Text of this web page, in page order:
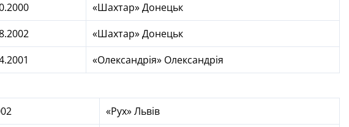
«Шахтар» Донецьк
«Шахтар» Донецьк
«Олександрія» Олександрія
«Рух» Львів